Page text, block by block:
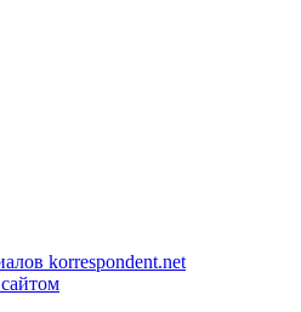
korrespondent.net